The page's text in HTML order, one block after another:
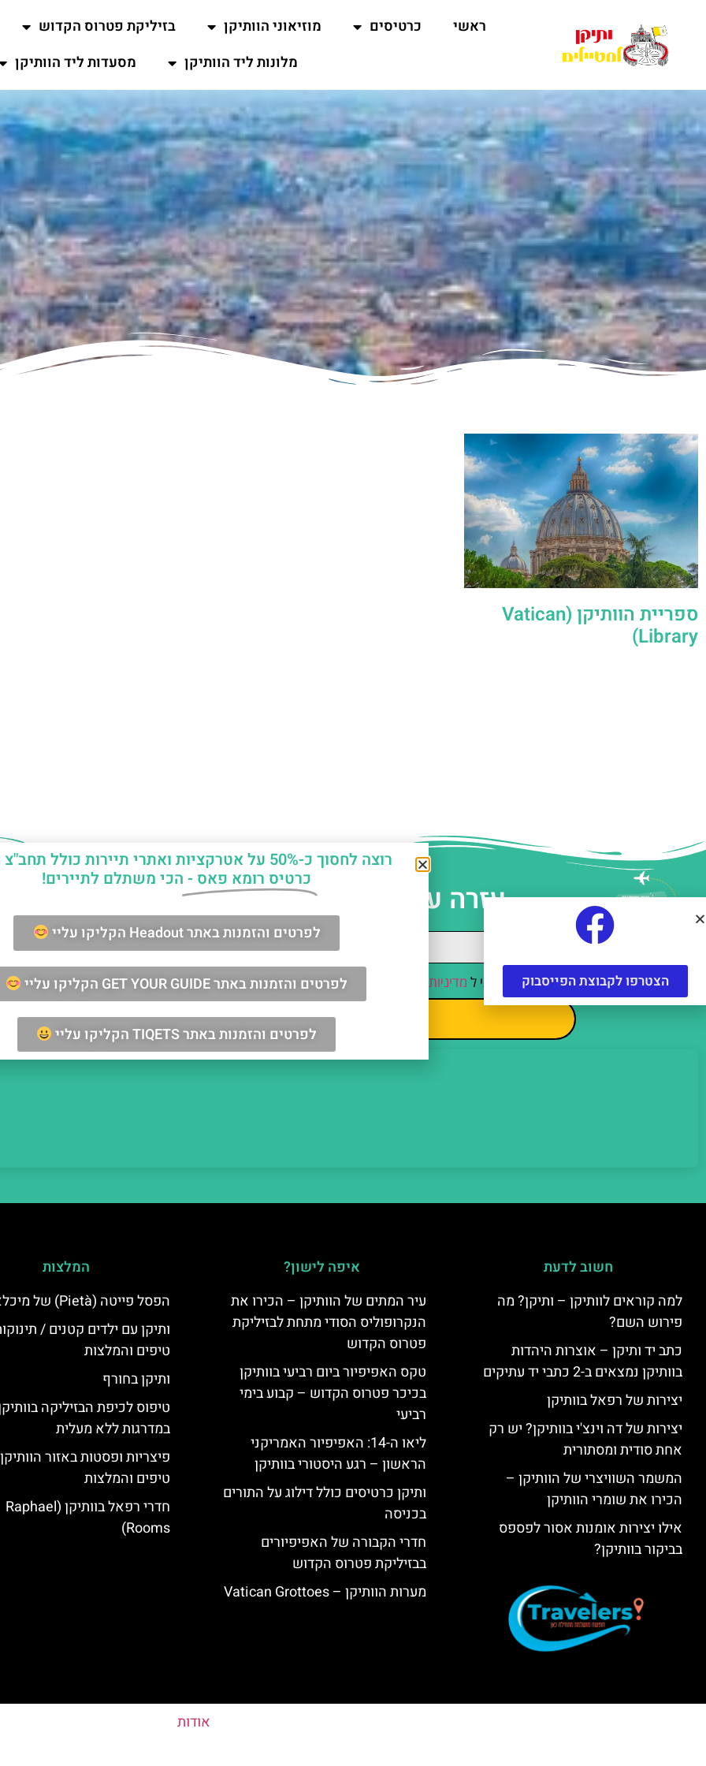
ראשי כרטיסים מוזיאוני הוותיקן
בזיליקת פטרוס הקדוש
מלונות ליד הוותיקן
מסעדות ליד הוותיקן
ספריית הוותיקן (Vatican
Library)
עזרה עם תכנון החופשה ברומא?
קראתי והסכמתי ל מדיניות הפרטיות מאשר/ת קבלת דיוור וחומרים פרסומיים
שליחה
חשוב לדעת
למה קוראים לוותיקן – ותיקן? מה
פירוש השם?
כתב יד ותיקן – אוצרות היהדות
בוותיקן נמצאים ב-2 כתבי יד עתיקים
יצירות של רפאל בוותיקן
יצירות של דה וינצ'י בוותיקן? יש רק
אחת סודית ומסתורית
המשמר השוויצרי של הוותיקן –
הכירו את שומרי הוותיקן
אילו יצירות אומנות אסור לפספס
בביקור בוותיקן?
איפה לישון?
עיר המתים של הוותיקן – הכירו את
הנקרופוליס הסודי מתחת לבזיליקת
פטרוס הקדוש
טקס האפיפיור ביום רביעי בוותיקן
בכיכר פטרוס הקדוש – קבוע בימי
רביעי
ליאו ה-14: האפיפיור האמריקני
הראשון – רגע היסטורי בוותיקן
ותיקן כרטיסים כולל דילוג על התורים
בכניסה
חדרי הקבורה של האפיפיורים
בבזיליקת פטרוס הקדוש
מערות הוותיקן – Vatican Grottoes
המלצות
הפסל פייטה (Pietà) של מיכלאנג'לו
ותיקן עם ילדים קטנים /
טיפים והמלצות
ותיקן בחורף
טיפוס לכיפת הבזיליקה
במדרגות ללא מעלית
פיצריות ופסטות באזור
טיפים והמלצות
חדרי רפאל בוותיקן (Raphael
Rooms)
אודות
הצטרפו לקבוצת הפייסבוק
רוצה לחסוך כ-50% על אטרקציות ואתרי תיירות כולל תחב"צ חינם?
כרטיס רומא פאס - הכי משתלם לתיירים!
לפרטים והזמנות באתר Headout הקליקו עליי
לפרטים והזמנות באתר GET YOUR GUIDE הקליקו עליי
לפרטים והזמנות באתר TIQETS הקליקו עליי